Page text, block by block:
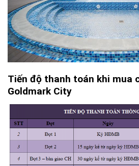
Tiến độ thanh toán khi mua
Goldmark City